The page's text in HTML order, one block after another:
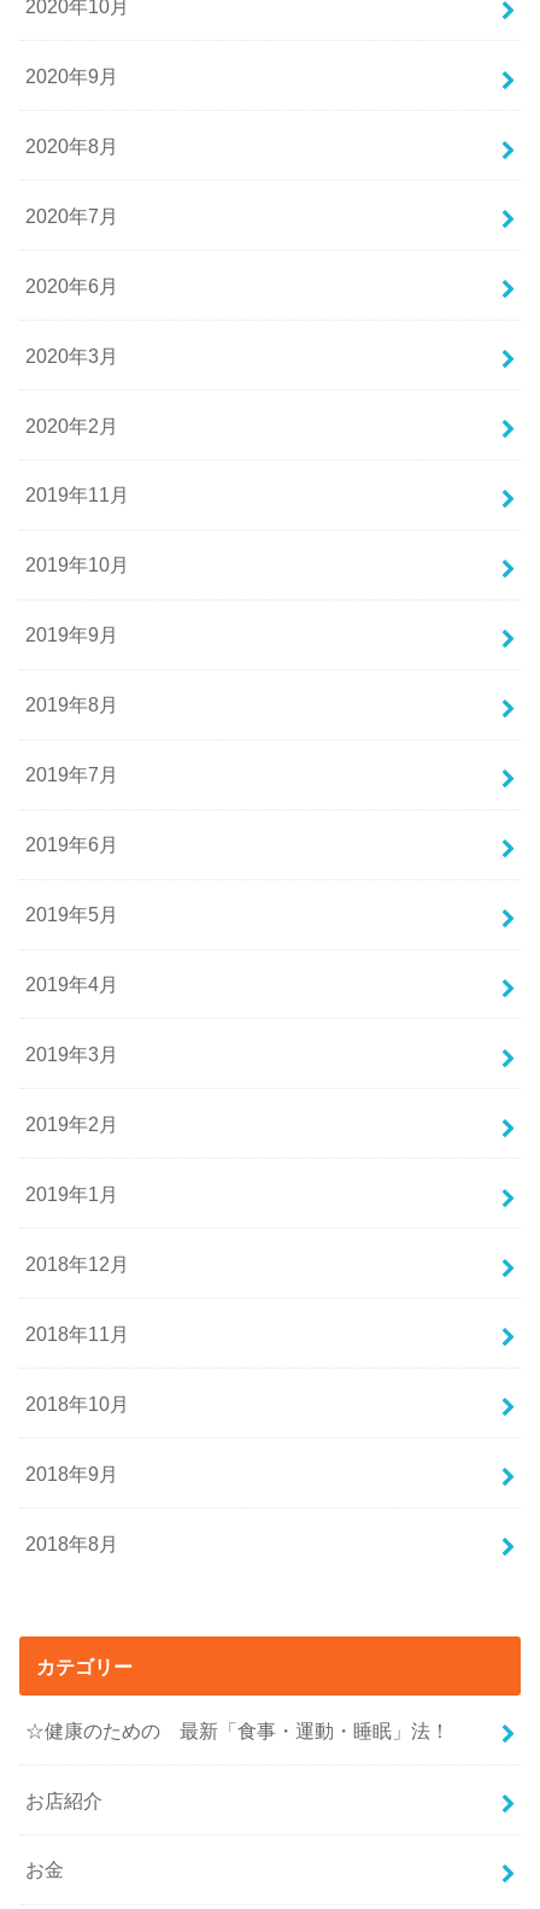
2020年10月
2020年9月
2020年8月
2020年7月
2020年6月
2020年3月
2020年2月
2019年11月
2019年10月
2019年9月
2019年8月
2019年7月
2019年6月
2019年5月
2019年4月
2019年3月
2019年2月
2019年1月
2018年12月
2018年11月
2018年10月
2018年9月
2018年8月
カテゴリー
☆健康のための 最新「食事・運動・睡眠」法！
お店紹介
お金